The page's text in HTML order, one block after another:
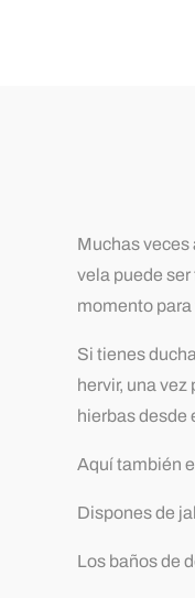
Muchas veces
vela puede
momento para
Si tienes
hervir, una
hierbas desde
Aquí también
Dispones de
Los baños de